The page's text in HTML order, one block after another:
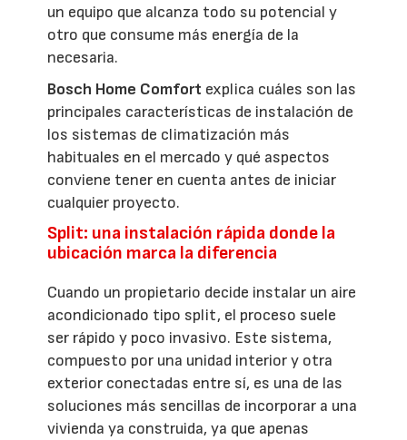
un equipo que alcanza todo su potencial y
otro que consume más energía de la
necesaria.
Bosch Home Comfort explica cuáles son las
principales características de instalación de
los sistemas de climatización más
habituales en el mercado y qué aspectos
conviene tener en cuenta antes de iniciar
cualquier proyecto.
Split: una instalación rápida donde la
ubicación marca la diferencia
Cuando un propietario decide instalar un aire
acondicionado tipo split, el proceso suele
ser rápido y poco invasivo. Este sistema,
compuesto por una unidad interior y otra
exterior conectadas entre sí, es una de las
soluciones más sencillas de incorporar a una
vivienda ya construida, ya que apenas